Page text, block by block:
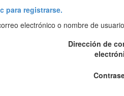
para registrarse.
electrónico o nombre de
Dirección de